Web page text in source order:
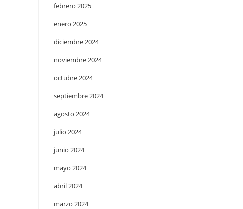
febrero 2025
enero 2025
diciembre 2024
noviembre 2024
octubre 2024
septiembre 2024
agosto 2024
julio 2024
junio 2024
mayo 2024
abril 2024
marzo 2024